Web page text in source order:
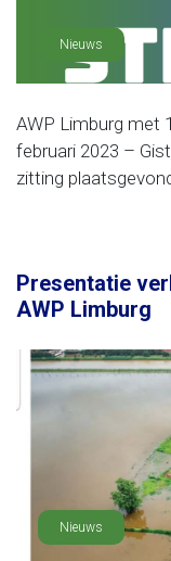
Nieuws
AWP Limburg met
februari 2023 –
zitting
Presentatie
AWP Limburg
Nieuws